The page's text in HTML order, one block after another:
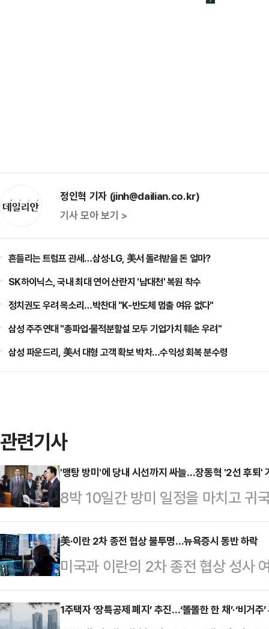
정인혁 기자 (jinh@dailian.co.kr)
기사 모아 보기 >
흔들리는 트럼프 관세…삼성·LG, 美서 돌려받을 돈 얼마?
SK하이닉스, 국내 최대 연어 산란지 '남대천' 복원 착수
정치권도 우려 목소리…박찬대 "K-반도체 멈출 여유 없다"
삼성 주주연대 "총파업·물적분할설 모두 기업가치 훼손 우려"
삼성 파운드리, 美서 대형 고객 확보 박차…수익성 회복 분수령
관련기사
'맹탕 방미'에 당내 시선까지 싸늘…장동혁 '2선 후퇴'
8박 10일간 방미 일정을 마치고 귀
발표에 나섰으나, 당내 시선은 여전
거를 앞두고 미국행에 오른 시점이
후퇴' 요구 목소리가 점차 커지는
전 국회에서 기자회견을 열고 "지
고민이 있었고 논란이 따를 것도 충
美·이란 2차 종전 협상 불투명…뉴욕증시 동반 하락
미국과 이란의 2차 종전 협상 성사
했다.CNN 방송에 따르면 뉴욕증
우존스지수는 20일(현지시간) 전
1주택자 ‘장특공제 폐지’ 추진…‘똘똘한 한 채’·‘비거주